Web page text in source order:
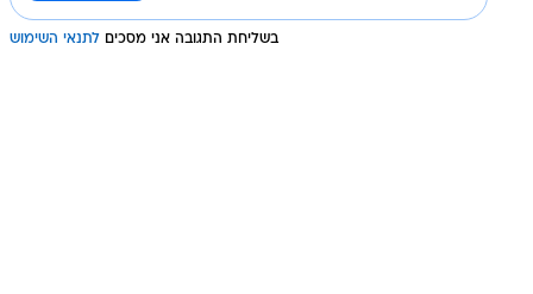
בשליחת התגובה אני מסכים לתנאי השימוש